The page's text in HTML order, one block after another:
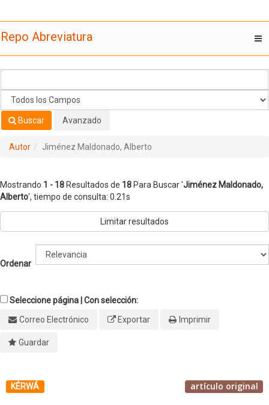
Alberto
Repo Abreviatura
Buscar Avanzado
Autor Jiménez Maldonado, Alberto
Mostrando 1 - 18 Resultados de 18 Para Buscar 'Jiménez Maldonado,
Alberto', tiempo de consulta: 0.21s
Limitar resultados
Ordenar
Seleccione página | Con selección:
Correo Electrónico
Exportar Imprimir
Guardar
KÉRWÁ artículo original